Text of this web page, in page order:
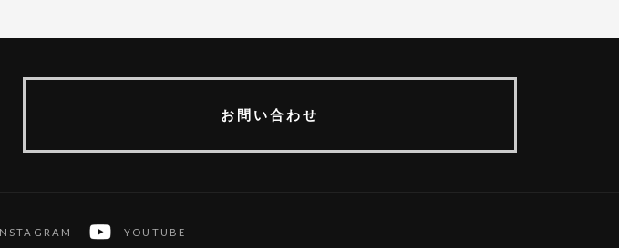
お問い合わせ
YOUTUBE